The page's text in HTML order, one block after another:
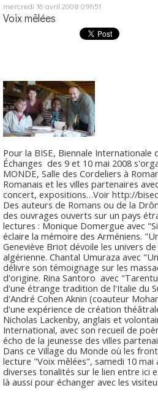
mercredi 16 avril 2008 09h51
Voix mêlées
Pour la BISE, Biennale Internationale
Échanges des 9 et 10 mai 2008
MONDE, Salle des Cordeliers à
Romanais et les villes partenaires
concert, expositions…Voir http://
Des auteurs de Romans ou de la
des ouvrages ouverts sur un pays
lectures : Monique Domergue avec
éclaire la mémoire des Arméniens.
Geneviève Briot dévoile les univers
algérienne. Chantal Umuraza avec
délivre son témoignage sur les
d'origine. Rina Santoro avec
d'une étrange tradition de l'Italie du
d'André Cohen Aknin (coauteur
d'une expérience de création
Nicholas Lackenby, anglais et
International, avec son recueil de
écho de la jeunesse des villes
Dans ce Village du Monde où les
lecture "Voix mêlées", samedi 10 mai
diverses tonalités sur le lien entre ici
là aussi pour échanger avec les